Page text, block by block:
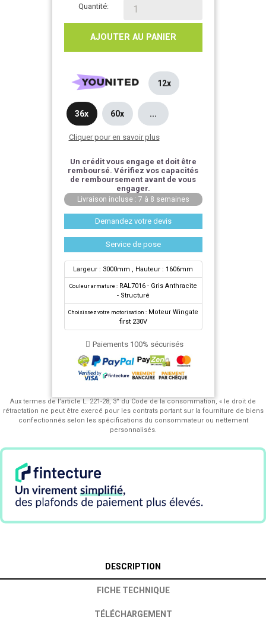
Quantité:
AJOUTER AU PANIER
12x
36x 60x ...
Cliquer pour en savoir plus
Un crédit vous engage et doit être
remboursé. Vérifiez vos capacités
de remboursement avant de vous
engager.
Livraison incluse : 7 à 8 semaines
Demandez votre devis
Service de pose
Largeur : 3000mm , Hauteur : 1606mm
Couleur armature : RAL7016 - Gris Anthracite
- Structuré
Choisissez votre motorisation : Moteur Wingate
first 230V
Paiements 100% sécurisés
Aux termes de l’article L. 221-28, 3° du Code de la consommation, « le droit de
rétractation ne peut être exercé pour les contrats portant sur la fourniture de biens
confectionnés selon les spécifications du consommateur ou nettement
personnalisés.
DESCRIPTION
FICHE TECHNIQUE
TÉLÉCHARGEMENT